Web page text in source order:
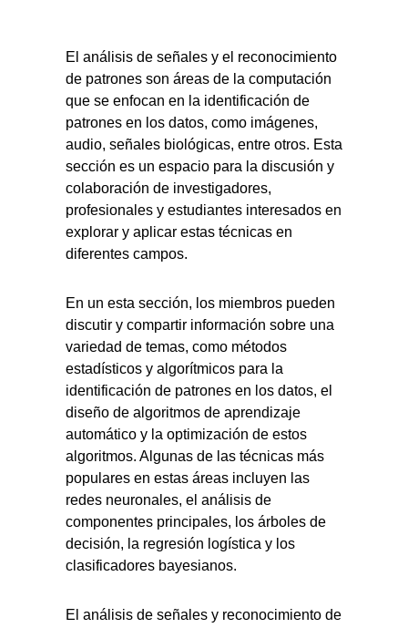
El análisis de señales y el reconocimiento
de patrones son áreas de la computación
que se enfocan en la identificación de
patrones en los datos, como imágenes,
audio, señales biológicas, entre otros. Esta
sección es un espacio para la discusión y
colaboración de investigadores,
profesionales y estudiantes interesados en
explorar y aplicar estas técnicas en
diferentes campos.
En un esta sección, los miembros pueden
discutir y compartir información sobre una
variedad de temas, como métodos
estadísticos y algorítmicos para la
identificación de patrones en los datos, el
diseño de algoritmos de aprendizaje
automático y la optimización de estos
algoritmos. Algunas de las técnicas más
populares en estas áreas incluyen las
redes neuronales, el análisis de
componentes principales, los árboles de
decisión, la regresión logística y los
clasificadores bayesianos.
El análisis de señales y reconocimiento de